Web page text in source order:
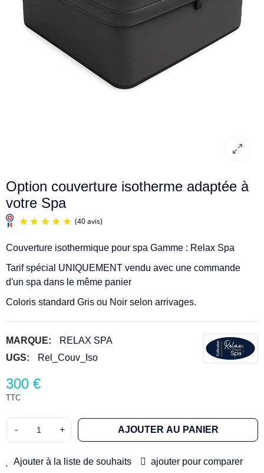
Option couverture isotherme adaptée à
votre Spa
Couverture isothermique pour spa Gamme : Relax Spa
Tarif spécial UNIQUEMENT vendu avec une commande
d'un spa dans le même panier
Coloris standard Gris ou Noir selon arrivages.
MARQUE:
RELAX SPA
UGS:
Rel_Couv_Iso
300 €
TTC
- + AJOUTER AU PANIER
Ajouter à la liste de souhaits ajouter pour comparer